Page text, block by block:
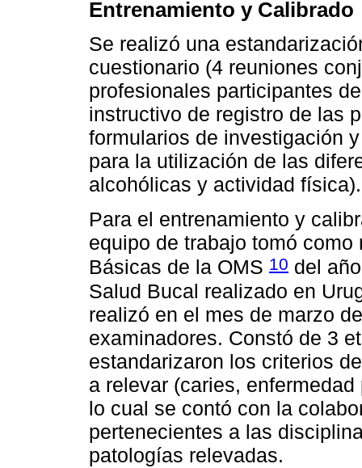
Entrenamiento y Calibrado
Se realizó una
cuestionario (4 reuniones
profesionales participantes
instructivo de registro de las
formularios de investigación
para la utilización de las
alcohólicas y actividad física).
Para el entrenamiento y
equipo de trabajo tomó
Básicas de la OMS 10 del
Salud Bucal realizado en
realizó en el mes de marzo
examinadores. Constó de 3
estandarizaron los criterios
a relevar (caries,
lo cual se contó con la
pertenecientes a las
patologías relevadas.